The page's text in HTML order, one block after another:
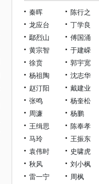
秦晖 陈行之
龙应台
丁学良
鄢烈山
傅国涌
黄宗智
于建嵘
徐贲
郭宇宽
杨祖陶
沈志华
赵汀阳
戴建业
张鸣
杨奎松
周濂
杨鹏
王缉思
陈奉孝
马玲
王振东
袁伟时
史啸虎
秋风
刘小枫
雷一宁
周枫